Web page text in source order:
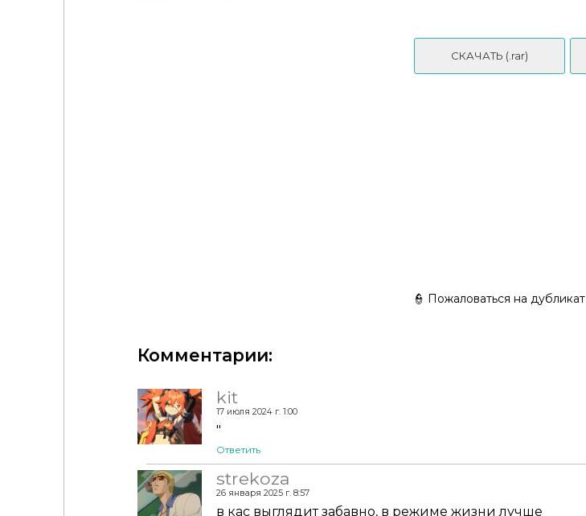
СКАЧАТЬ (.rar)
👮 Пожаловаться на дубликат
Комментарии:
kit
17 июля 2024 г. 1:00
"
Ответить
strekoza
26 января 2025 г. 8:57
в кас выглядит забавно, в режиме жизни лучше